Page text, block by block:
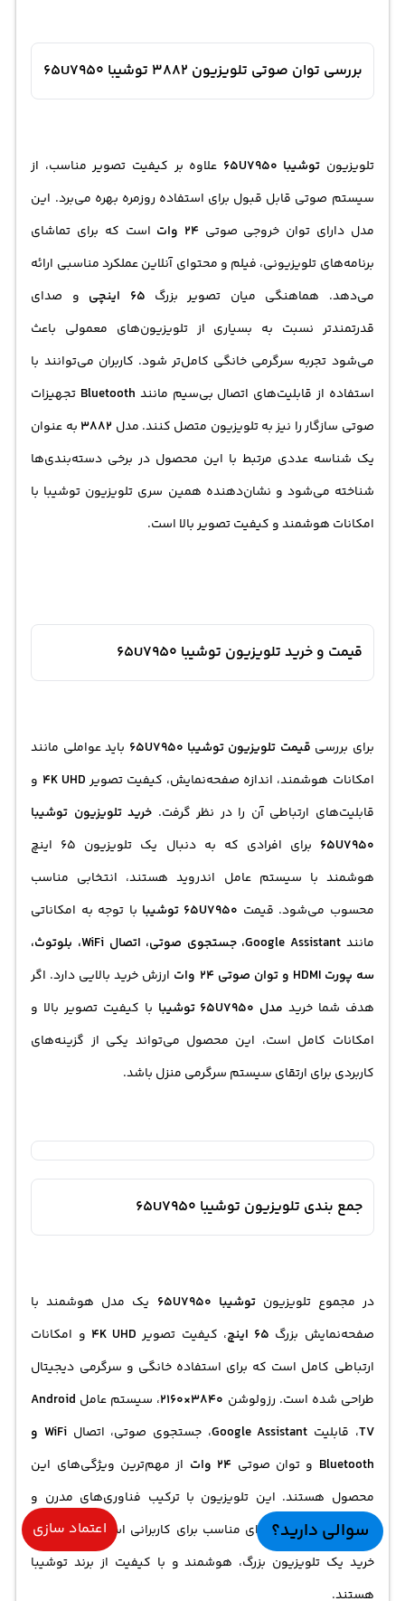
بررسی توان صوتی تلویزیون 3882 توشیبا 65U7950
تلویزیون توشیبا 65U7950
علاوه بر کیفیت تصویر مناسب، از
سیستم صوتی قابل قبول برای استفاده روزمره بهره می‌برد. این
مدل دارای توان خروجی صوتی 24 وات
است که برای تماشای
برنامه‌های تلویزیونی، فیلم و محتوای آنلاین عملکرد مناسبی ارائه
می‌دهد. هماهنگی میان تصویر بزرگ 65 اینچی
و صدای
قدرتمندتر نسبت به بسیاری از تلویزیون‌های معمولی باعث
می‌شود تجربه سرگرمی خانگی کامل‌تر شود. کاربران می‌توانند با
استفاده از قابلیت‌های اتصال بی‌سیم مانند Bluetooth تجهیزات
صوتی سازگار را نیز به تلویزیون متصل کنند. مدل 3882 به عنوان
یک شناسه عددی مرتبط با این محصول در برخی دسته‌بندی‌ها
شناخته می‌شود و نشان‌دهنده همین سری تلویزیون توشیبا با
امکانات هوشمند و کیفیت تصویر بالا است.
قیمت و خرید تلویزیون توشیبا 65U7950
برای بررسی قیمت تلویزیون توشیبا 65U7950
باید عواملی مانند
امکانات هوشمند، اندازه صفحه‌نمایش، کیفیت تصویر4K UHD و
قابلیت‌های ارتباطی آن را در نظر گرفت. خرید تلویزیون توشیبا
65U7950 برای افرادی که به دنبال یک تلویزیون 65 اینچ
هوشمند با سیستم عامل اندروید هستند، انتخابی مناسب
محسوب می‌شود. قیمت 65U7950 توشیبا
با توجه به امکاناتی
مانند
Google Assistant، جستجوی صوتی، اتصال WiFi، بلوتوث،
سه پورت HDMI و توان صوتی 24 وات
ارزش خرید بالایی دارد. اگر
هدف شما خرید مدل 65U7950 توشیبا
با کیفیت تصویر بالا و
امکانات کامل است، این محصول می‌تواند یکی از گزینه‌های
کاربردی برای ارتقای سیستم سرگرمی منزل باشد.
جمع بندی تلویزیون توشیبا 65U7950
در مجموع تلویزیونتوشیبا 65U7950
یک مدل هوشمند با
صفحه‌نمایش بزرگ 65 اینچ ، کیفیت تصویر 4K UHD و امکانات
ارتباطی کامل است که برای استفاده خانگی و سرگرمی دیجیتال
طراحی شده است. رزولوشن 3840×2160 ، سیستم عامل Android
TV، قابلیت Google Assistant، جستجوی صوتی، اتصال
WiFi و
Bluetooth و توان صوتی 24 وات
از مهم‌ترین ویژگی‌های این
محصول هستند. این تلویزیون با ترکیب فناوری‌های مدرن و
طراحی کاربردی، گزینه‌ای مناسب برای کاربرانی است که به دنبال
خرید یک تلویزیون بزرگ، هوشمند و با کیفیت از برند توشیبا
هستند.
سوالی دارید؟ اعتماد سازی